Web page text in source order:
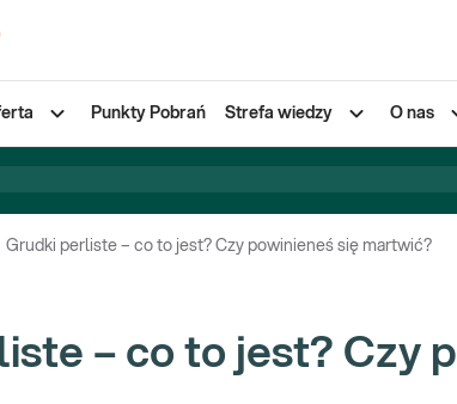
Punkty Pobrań Strefa wiedzy O nas
Grudki perliste – co to jest? Czy powinieneś się martwić?
– co to jest? Czy